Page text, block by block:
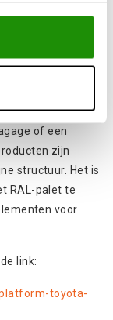
configureren en
met
te
die
of een
zijn
structuur. Het is
RAL-palet te
voor
link:
toyota-